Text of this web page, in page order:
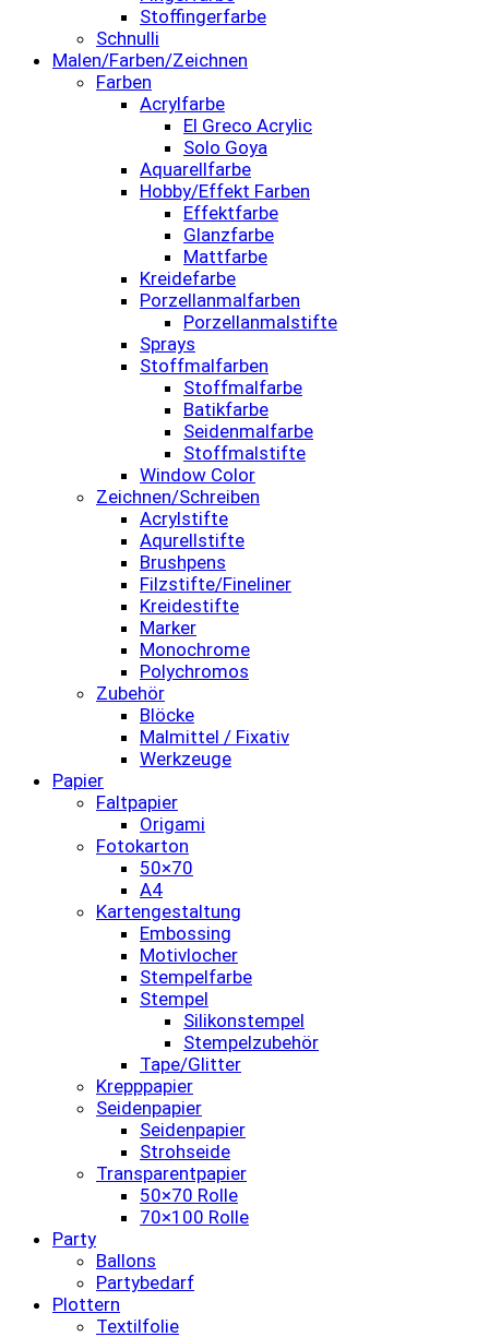
Stoffingerfarbe
Schnulli
Malen/Farben/Zeichnen
Farben
Acrylfarbe
El Greco Acrylic
Solo Goya
Aquarellfarbe
Hobby/Effekt Farben
Effektfarbe
Glanzfarbe
Mattfarbe
Kreidefarbe
Porzellanmalfarben
Porzellanmalstifte
Sprays
Stoffmalfarben
Stoffmalfarbe
Batikfarbe
Seidenmalfarbe
Stoffmalstifte
Window Color
Zeichnen/Schreiben
Acrylstifte
Aqurellstifte
Brushpens
Filzstifte/Fineliner
Kreidestifte
Marker
Monochrome
Polychromos
Zubehör
Blöcke
Malmittel / Fixativ
Werkzeuge
Papier
Faltpapier
Origami
Fotokarton
50×70
A4
Kartengestaltung
Embossing
Motivlocher
Stempelfarbe
Stempel
Silikonstempel
Stempelzubehör
Tape/Glitter
Krepppapier
Seidenpapier
Seidenpapier
Strohseide
Transparentpapier
50×70 Rolle
70×100 Rolle
Party
Ballons
Partybedarf
Plottern
Textilfolie